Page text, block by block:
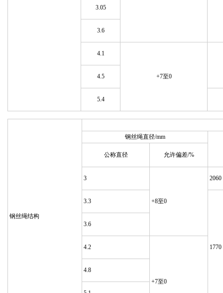
3.05
3.6
4.1
+7至0
4.5
5.4
钢丝绳结构
钢丝绳直径/mm
公称直径 允许偏差/%
3
+8至0
2060
3.3
1770
3.6
4.2
+7至0
4.8